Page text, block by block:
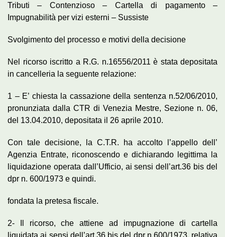
Tributi – Contenzioso – Cartella di pagamento –
Impugnabilità per vizi esterni – Sussiste
Svolgimento del processo e motivi della decisione
Nel ricorso iscritto a R.G. n.16556/2011 è stata depositata
in cancelleria la seguente relazione:
1 – E’ chiesta la cassazione della sentenza n.52/06/2010,
pronunziata dalla CTR di Venezia Mestre, Sezione n. 06,
del 13.04.2010, depositata il 26 aprile 2010.
Con tale decisione, la C.T.R. ha accolto l’appello dell’
Agenzia Entrate, riconoscendo e dichiarando legittima la
liquidazione operata dall’Ufficio, ai sensi dell’art.36 bis del
dpr n. 600/1973 e quindi.
fondata la pretesa fiscale.
2- Il ricorso, che attiene ad impugnazione di cartella
liquidata ai sensi dell’art.36 bis del dpr n.600/1973, relativa